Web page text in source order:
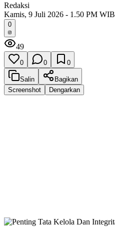
Redaksi
Kamis, 9 Juli 2026 - 1.50 PM WIB
0
49
0 0 0
Salin
Bagikan
Screenshot
Dengarkan